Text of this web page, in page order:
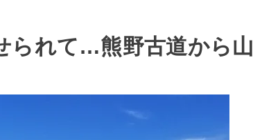
られて…熊野古道から山